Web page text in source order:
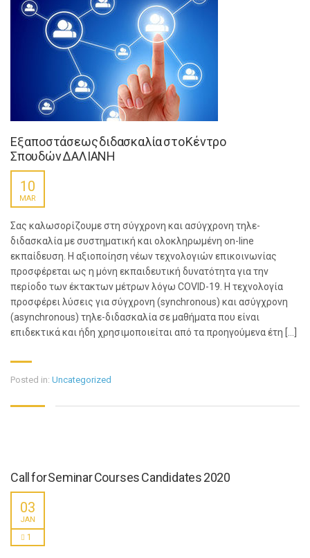
Εξ αποστάσεως διδασκαλία στο Κέντρο
Σπουδών ΔΑΛΙΑΝΗ
10
MAR
Σας καλωσορίζουμε στη σύγχρονη και ασύγχρονη τηλε-
διδασκαλία με συστηματική και ολοκληρωμένη on-line
εκπαίδευση. Η αξιοποίηση νέων τεχνολογιών επικοινωνίας
προσφέρεται ως η μόνη εκπαιδευτική δυνατότητα για την
περίοδο των έκτακτων μέτρων λόγω COVID-19. Η τεχνολογία
προσφέρει λύσεις για σύγχρονη (synchronous) και ασύγχρονη
(asynchronous) τηλε-διδασκαλία σε μαθήματα που είναι
επιδεκτικά και ήδη χρησιμοποιείται από τα προηγούμενα έτη […]
Posted in: Uncategorized
Call for Seminar Courses Candidates 2020
03
JAN
1